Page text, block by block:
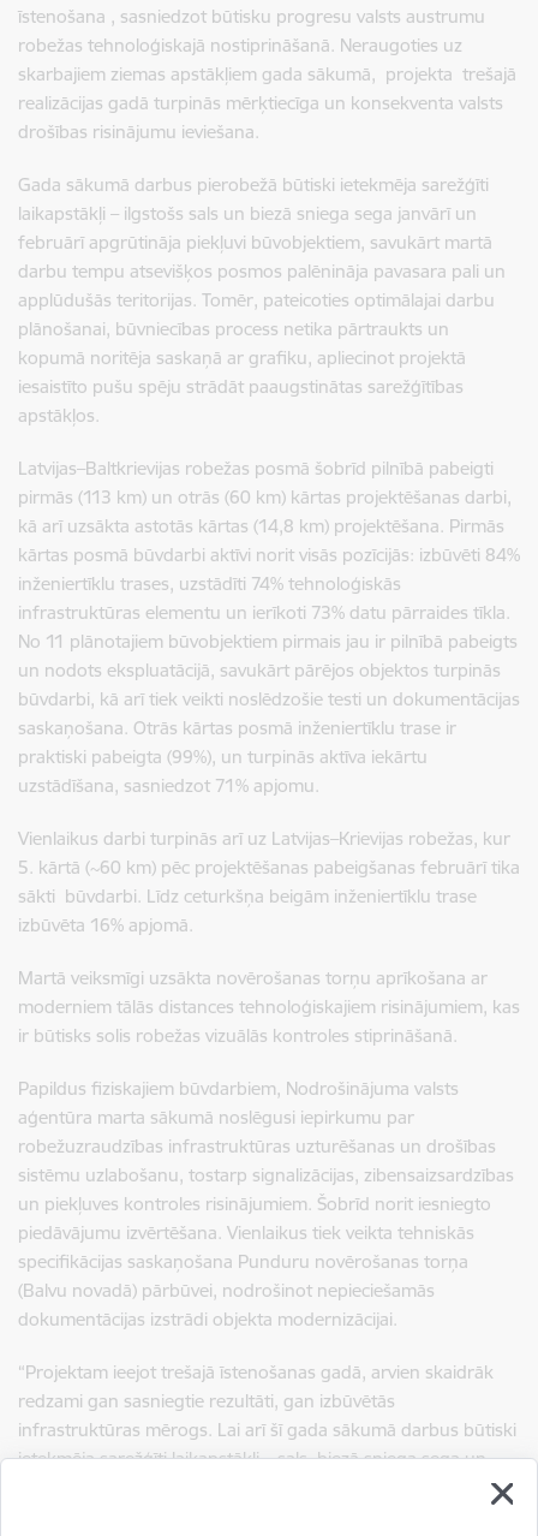
īstenošana , sasniedzot būtisku progresu valsts austrumu
robežas tehnoloģiskajā nostiprināšanā. Neraugoties uz
skarbajiem ziemas apstākļiem gada sākumā, projekta trešajā
realizācijas gadā turpinās mērķtiecīga un konsekventa valsts
drošības risinājumu ieviešana.
Gada sākumā darbus pierobežā būtiski ietekmēja sarežģīti
laikapstākļi – ilgstošs sals un biezā sniega sega janvārī un
februārī apgrūtināja piekļuvi būvobjektiem, savukārt martā
darbu tempu atsevišķos posmos palēnināja pavasara pali un
applūdušās teritorijas. Tomēr, pateicoties optimālajai darbu
plānošanai, būvniecības process netika pārtraukts un
kopumā noritēja saskaņā ar grafiku, apliecinot projektā
iesaistīto pušu spēju strādāt paaugstinātas sarežģītības
apstākļos.
Latvijas–Baltkrievijas robežas posmā šobrīd pilnībā pabeigti
pirmās (113 km) un otrās (60 km) kārtas projektēšanas darbi,
kā arī uzsākta astotās kārtas (14,8 km) projektēšana. Pirmās
kārtas posmā būvdarbi aktīvi norit visās pozīcijās: izbūvēti 84%
inženiertīklu trases, uzstādīti 74% tehnoloģiskās
infrastruktūras elementu un ierīkoti 73% datu pārraides tīkla.
No 11 plānotajiem būvobjektiem pirmais jau ir pilnībā pabeigts
un nodots ekspluatācijā, savukārt pārējos objektos turpinās
būvdarbi, kā arī tiek veikti noslēdzošie testi un dokumentācijas
saskaņošana. Otrās kārtas posmā inženiertīklu trase ir
praktiski pabeigta (99%), un turpinās aktīva iekārtu
uzstādīšana, sasniedzot 71% apjomu.
Vienlaikus darbi turpinās arī uz Latvijas–Krievijas robežas, kur
5. kārtā (~60 km) pēc projektēšanas pabeigšanas februārī tika
sākti būvdarbi. Līdz ceturkšņa beigām inženiertīklu trase
izbūvēta 16% apjomā.
Martā veiksmīgi uzsākta novērošanas torņu aprīkošana ar
moderniem tālās distances tehnoloģiskajiem risinājumiem, kas
ir būtisks solis robežas vizuālās kontroles stiprināšanā.
Papildus fiziskajiem būvdarbiem, Nodrošinājuma valsts
aģentūra marta sākumā noslēgusi iepirkumu par
robežuzraudzības infrastruktūras uzturēšanas un drošības
sistēmu uzlabošanu, tostarp signalizācijas, zibensaizsardzības
un piekļuves kontroles risinājumiem. Šobrīd norit iesniegto
piedāvājumu izvērtēšana. Vienlaikus tiek veikta tehniskās
specifikācijas saskaņošana Punduru novērošanas torņa
(Balvu novadā) pārbūvei, nodrošinot nepieciešamās
dokumentācijas izstrādi objekta modernizācijai.
“Projektam ieejot trešajā īstenošanas gadā, arvien skaidrāk
redzami gan sasniegtie rezultāti, gan izbūvētās
infrastruktūras mērogs. Lai arī šī gada sākumā darbus būtiski
ietekmēja sarežģīti laikapstākļi – sals, biezā sniega sega un